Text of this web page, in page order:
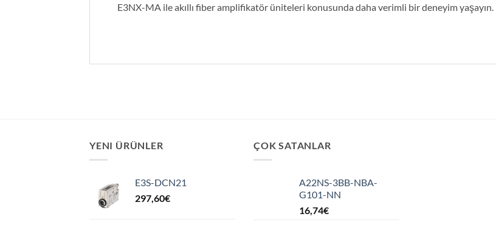
E3NX-MA ile akıllı fiber amplifikatör üniteleri konusunda daha verimli bir deneyim yaşayın.
YENI ÜRÜNLER
E3S-DCN21
297,60€
ÇOK SATANLAR
A22NS-3BB-NBA-
G101-NN
16,74€